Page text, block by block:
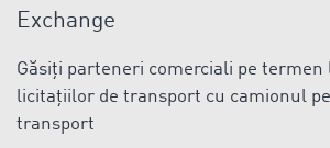
Exchange
Găsiți parteneri comerciali pe
licitațiilor de transport cu camionul
transport